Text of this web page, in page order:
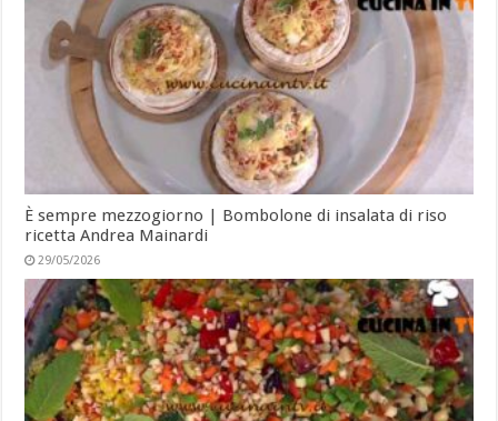
È sempre mezzogiorno | Bombolone di insalata di riso
ricetta Andrea Mainardi
29/05/2026